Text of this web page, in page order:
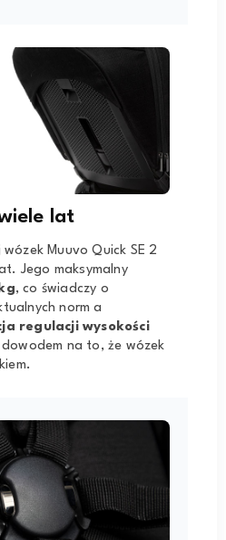
lat
Muuvo Quick SE 2
Jego maksymalny
, co świadczy o
norm a
regulacji wysokości
na to, że wózek